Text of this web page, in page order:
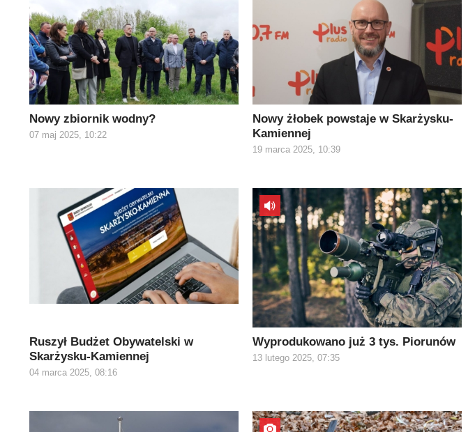
Nowy zbiornik wodny?
07 maj 2025, 10:22
Nowy żłobek powstaje w Skarżysku-
Kamiennej
19 marca 2025, 10:39
Ruszył Budżet Obywatelski w
Skarżysku-Kamiennej
04 marca 2025, 08:16
Wyprodukowano już 3 tys. Piorunów
13 lutego 2025, 07:35